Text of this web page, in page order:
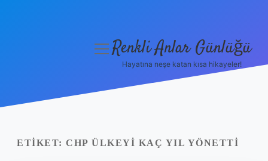
Yasal Uyarı
menüyüRenkli Anlar Günlüğü
Hayatına neşe katan kısa hikayeler!
ETIKET: CHP ÜLKEYI KAÇ YIL YÖNETTI